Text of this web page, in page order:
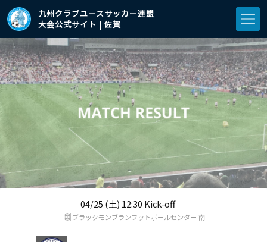
九州クラブユースサッカー連盟
大会公式サイト | 佐賀
04/25 (土) 12:30 Kick-off
ブラックモンブランフットボールセンター 南